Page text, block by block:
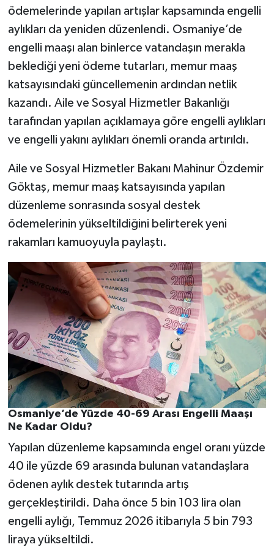
ödemelerinde yapılan artışlar kapsamında engelli
aylıkları da yeniden düzenlendi. Osmaniye’de
engelli maaşı alan binlerce vatandaşın merakla
beklediği yeni ödeme tutarları, memur maaş
katsayısındaki güncellemenin ardından netlik
kazandı. Aile ve Sosyal Hizmetler Bakanlığı
tarafından yapılan açıklamaya göre engelli aylıkları
ve engelli yakını aylıkları önemli oranda artırıldı.
Aile ve Sosyal Hizmetler Bakanı Mahinur Özdemir
Göktaş, memur maaş katsayısında yapılan
düzenleme sonrasında sosyal destek
ödemelerinin yükseltildiğini belirterek yeni
rakamları kamuoyuyla paylaştı.
Osmaniye’de Yüzde 40-69 Arası Engelli Maaşı
Ne Kadar Oldu?
Yapılan düzenleme kapsamında engel oranı yüzde
40 ile yüzde 69 arasında bulunan vatandaşlara
ödenen aylık destek tutarında artış
gerçekleştirildi. Daha önce 5 bin 103 lira olan
engelli aylığı, Temmuz 2026 itibarıyla 5 bin 793
liraya yükseltildi.